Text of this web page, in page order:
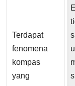
Terdapat
fenomena
kompas
yang